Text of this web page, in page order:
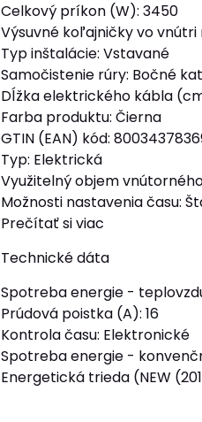
Celkový príkon (W): 3450
Výsuvné koľajničky vo
Typ inštalácie: Vstavané
Samočistenie rúry: Bočné
Dĺžka elektrického kábla
Farba produktu: Čierna
GTIN (EAN) kód:
Typ: Elektrická
Využitelný objem
Možnosti nastavenia času:
Prečítať si viac
Technické dáta
Spotreba energie -
Prúdová poistka (A): 16
Kontrola času: Elektronické
Spotreba energie -
Energetická trieda (NEW